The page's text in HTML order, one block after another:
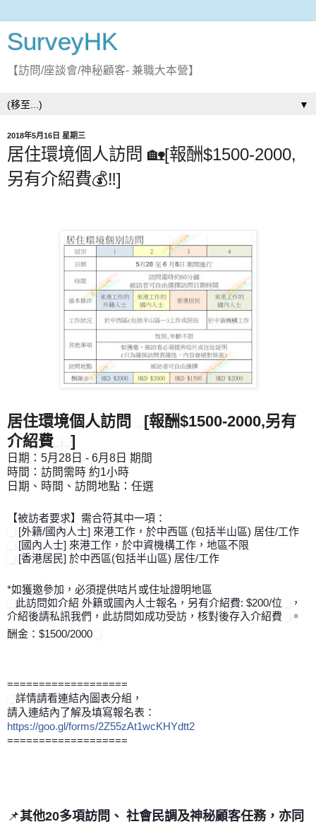
SurveyHK
【訪問/座談會/神秘顧客- 兼職大本營】
▼
2018年5月16日 星期三
居住環境個人訪問 🏡[報酬$1500-2000,
另有介紹費💰‼]
居住環境個人訪問
[報酬$1500-2000,另有
介紹費
]
日期：5月28日 - 6月8日 期間
時間：訪問需時 約1小時
日期、時間、訪問地點：任選
【被訪者要求】需合符其中一項：
[外籍/國內人士] 來港工作，於中西區 (包括半山區) 居住/工作
[國內人士] 來港工作，於中資機構工作，地區不限
[香港居民] 於中西區(包括半山區) 居住/工作
*如獲邀參加，必須提供咭片或住址證明地區
此訪問如介紹 外籍或國內人士報名，另有介紹費: $200/位
，
介紹後請私訊我們，此訪問如成功受訪，核對後存入介紹費
。
酬金：$1500/2000
===================
詳情請看連結內圖表分組，
請入連結內了解及填寫報名表：
https://goo.gl/forms/2Z55zAt1wcKHYdtt2
===================
📌其他20多項訪問、 社會民調及神秘顧客任務，亦同